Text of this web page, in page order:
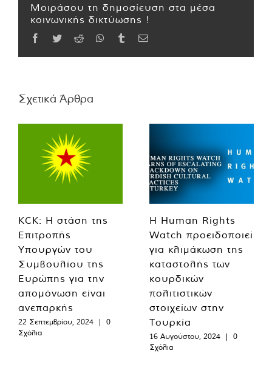
Μοιράσου τη δημοσίευση στα μέσα
κοινωνικής δικτύωσης !
Facebook
TwitterReddit WhatsApp
TumblrEmail
Σχετικά Άρθρα
KCK: Η στάση της
Επιτροπής
Υπουργών του
Συμβουλίου της
Ευρώπης για την
απομόνωση είναι
ανεπαρκής
22 Σεπτεμβρίου, 2024 |
0
Σχόλια
Η Human Rights
Watch προειδοποιεί
για κλιμάκωση της
καταστολής των
κουρδικών
πολιτιστικών
στοιχείων στην
Τουρκία
16 Αυγούστου, 2024 |
0
Σχόλια